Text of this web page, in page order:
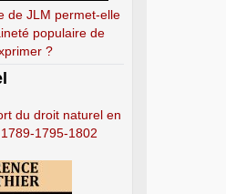
de JLM permet-elle
populaire de
?
du droit naturel en
1795-1802